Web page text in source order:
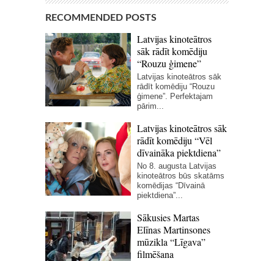
RECOMMENDED POSTS
Latvijas kinoteātros
sāk rādīt komēdiju
“Rouzu ģimene”
Latvijas kinoteātros sāk
rādīt komēdiju “Rouzu
ģimene”. Perfektajam
pārim...
Latvijas kinoteātros sāk
rādīt komēdiju “Vēl
dīvaināka piektdiena”
No 8. augusta Latvijas
kinoteātros būs skatāms
komēdijas “Dīvainā
piektdiena”...
Sākusies Martas
Elīnas Martinsones
mūzikla “Līgava”
filmēšana